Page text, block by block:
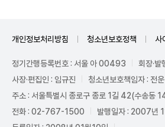
개인정보처리방침 청소년보호정책 사
정기간행등록번호 : 서울 아 00493
회장·발
사장·편집인 : 임규진
청소년보호책임자 : 전운
주소 : 서울특별시 종로구 종로 1길 42(수송동
전화 : 02-767-1500
발행일자 : 2007년